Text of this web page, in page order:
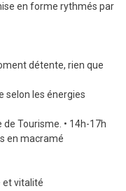
en forme rythmés par
détente, rien que
selon les énergies
Tourisme. • 14h-17h
en macramé
et vitalité